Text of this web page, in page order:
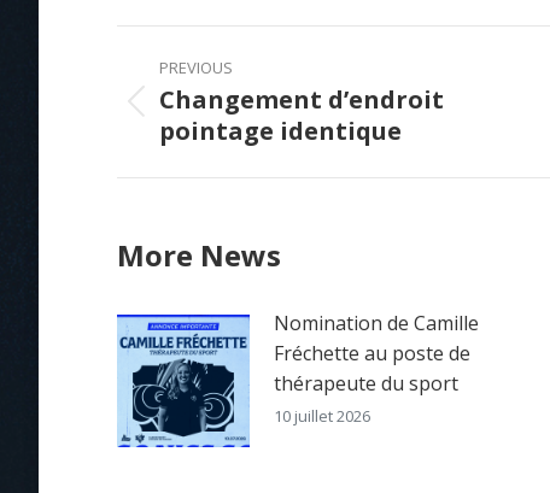
Post
navigation
PREVIOUS
Previous
post:
Changement d’endroit
pointage identique
More News
Nomination de Camille
Fréchette au poste de
thérapeute du sport
10 juillet 2026